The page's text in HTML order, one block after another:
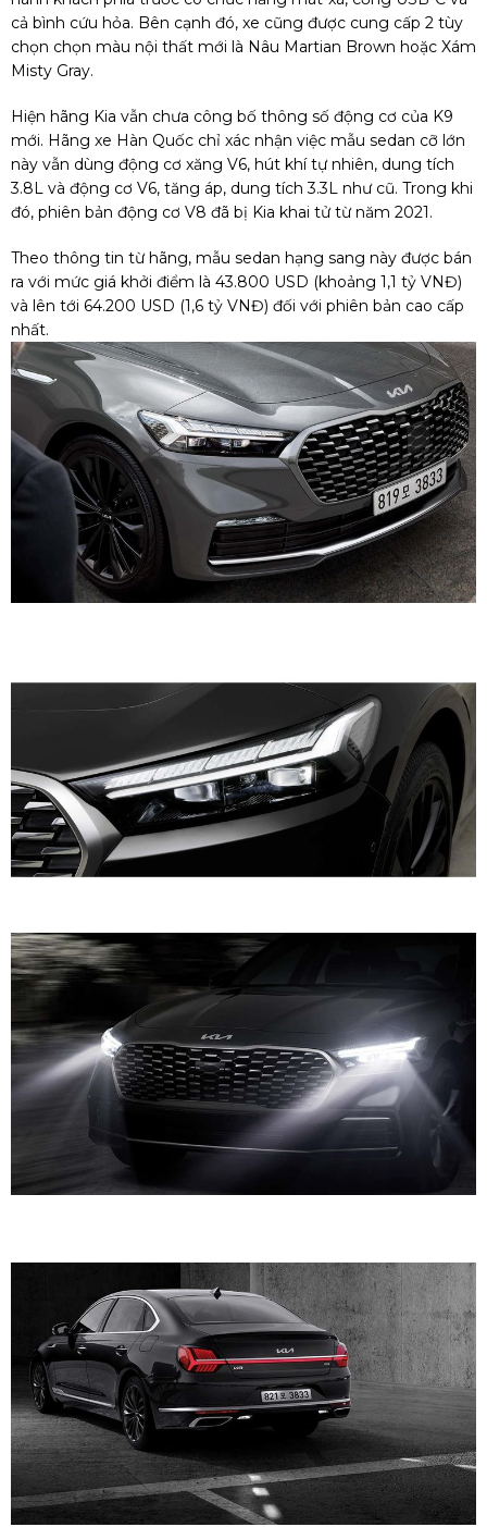
cả bình cứu hỏa. Bên cạnh đó, xe cũng được cung cấp 2 tùy
chọn chọn màu nội thất mới là Nâu Martian Brown hoặc Xám
Misty Gray.
Hiện hãng Kia vẫn chưa công bố thông số động cơ của K9
mới. Hãng xe Hàn Quốc chỉ xác nhận việc mẫu sedan cỡ lớn
này vẫn dùng động cơ xăng V6, hút khí tự nhiên, dung tích
3.8L và động cơ V6, tăng áp, dung tích 3.3L như cũ. Trong khi
đó, phiên bản động cơ V8 đã bị Kia khai tử từ năm 2021.
Theo thông tin từ hãng, mẫu sedan hạng sang này được bán
ra với mức giá khởi điểm là 43.800 USD (khoảng 1,1 tỷ VNĐ)
và lên tới 64.200 USD (1,6 tỷ VNĐ) đối với phiên bản cao cấp
nhất.